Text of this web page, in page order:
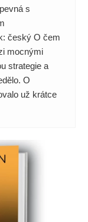
s
český O čem
mocnými
strategie a
O
už krátce